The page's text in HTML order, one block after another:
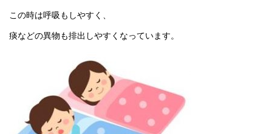
この時は呼吸もしやすく、
痰などの異物も排出しやすくなっています。